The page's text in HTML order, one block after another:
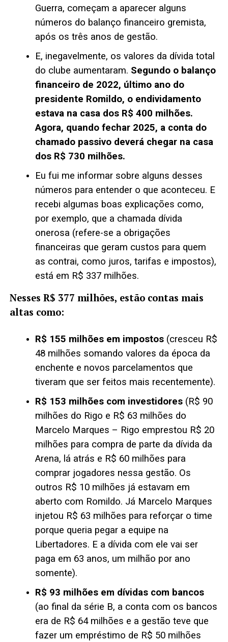
Guerra, começam a aparecer alguns
números do balanço financeiro gremista,
após os três anos de gestão.
E, inegavelmente, os valores da dívida total
do clube aumentaram. Segundo o balanço
financeiro de 2022, último ano do
presidente Romildo, o endividamento
estava na casa dos R$ 400 milhões.
Agora, quando fechar 2025, a conta do
chamado passivo deverá chegar na casa
dos R$ 730 milhões.
Eu fui me informar sobre alguns desses
números para entender o que aconteceu. E
recebi algumas boas explicações como,
por exemplo, que a chamada dívida
onerosa (refere-se a obrigações
financeiras que geram custos para quem
as contrai, como juros, tarifas e impostos),
está em R$ 337 milhões.
Nesses R$ 377 milhões, estão contas mais
altas como:
R$ 155 milhões em impostos (cresceu R$
48 milhões somando valores da época da
enchente e novos parcelamentos que
tiveram que ser feitos mais recentemente).
R$ 153 milhões com investidores(R$ 90
milhões do Rigo e R$ 63 milhões do
Marcelo Marques – Rigo emprestou R$ 20
milhões para compra de parte da dívida da
Arena, lá atrás e R$ 60 milhões para
comprar jogadores nessa gestão. Os
outros R$ 10 milhões já estavam em
aberto com Romildo. Já Marcelo Marques
injetou R$ 63 milhões para reforçar o time
porque queria pegar a equipe na
Libertadores. E a dívida com ele vai ser
paga em 63 anos, um milhão por ano
somente).
R$ 93 milhões em dívidas com bancos
(ao final da série B, a conta com os bancos
era de R$ 64 milhões e a gestão teve que
fazer um empréstimo de R$ 50 milhões